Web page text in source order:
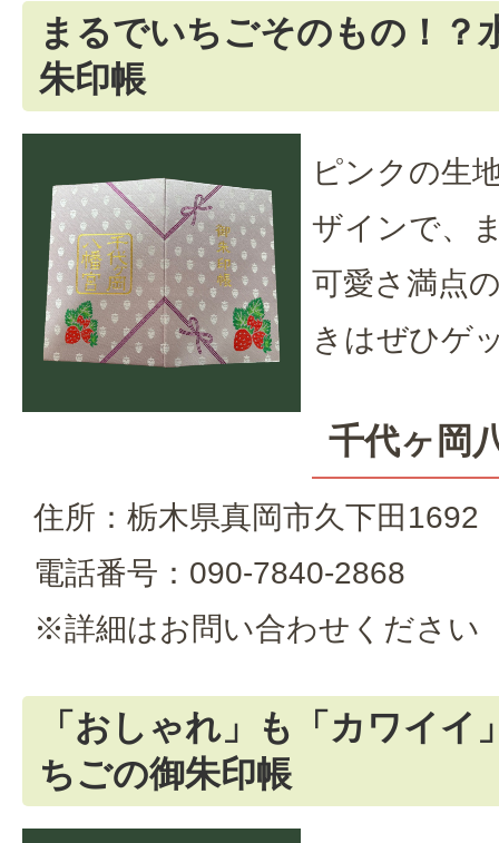
まるでいちごそのもの！？
朱印帳
ピンクの生
ザインで、
可愛さ満点
きはぜひゲ
千代ヶ岡
住所：栃木県真岡市久下田1692
電話番号：090-7840-2868
※詳細はお問い合わせください
「おしゃれ」も「カワイイ
ちごの御朱印帳